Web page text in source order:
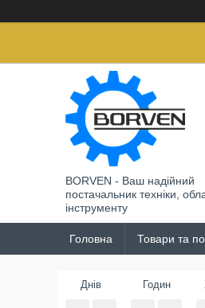
BORVEN - Ваш надійний
постачальник техніки,
інструменту
Головна Товари та
Днів Годин